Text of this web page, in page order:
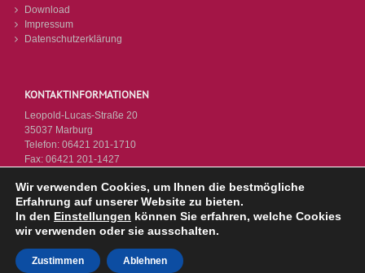
Download
Impressum
Datenschutzerklärung
KONTAKTINFORMATIONEN
Leopold-Lucas-Straße 20
35037 Marburg
Telefon: 06421 201-1710
Fax: 06421 201-1427
Webseite:https://www.ksm-mr.de
© KSM 2026 - Letzte Änderung: 14.07.2026
Wir verwenden Cookies, um Ihnen die bestmögliche
Erfahrung auf unserer Website zu bieten.
In den Einstellungen können Sie erfahren, welche Cookies
wir verwenden oder sie ausschalten.
Zustimmen Ablehnen